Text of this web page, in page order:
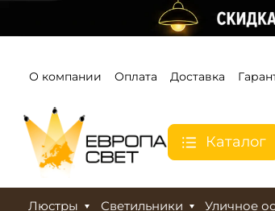
О компании Оплата Доставка
Каталог
Люстры Светильники Уличное